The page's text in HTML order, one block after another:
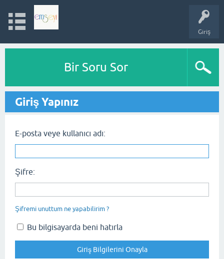
Giriş
Bir Soru Sor
Giriş Yapınız
E-posta veye kullanıcı adı:
Şifre:
Şifremi unuttum ne yapabilirim ?
Bu bilgisayarda beni hatırla